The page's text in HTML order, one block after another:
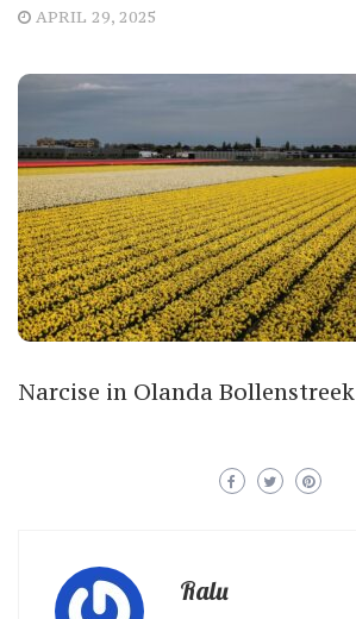
APRIL 29, 2025
Narcise in Olanda Bollenstreek
Ralu